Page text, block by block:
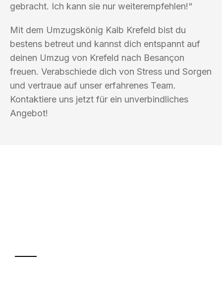
gebracht. Ich kann sie nur weiterempfehlen!“
Mit dem Umzugskönig Kalb Krefeld bist du
bestens betreut und kannst dich entspannt auf
deinen Umzug von Krefeld nach Besançon
freuen. Verabschiede dich von Stress und Sorgen
und vertraue auf unser erfahrenes Team.
Kontaktiere uns jetzt für ein unverbindliches
Angebot!